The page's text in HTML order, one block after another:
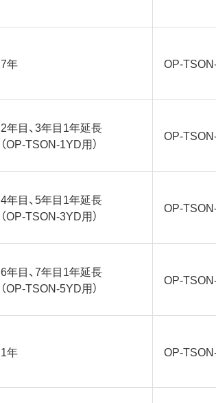
7年 OP-
2年目、3年目1年延長
（OP-TSON-1YD用）
OP-
4年目、5年目1年延長
（OP-TSON-3YD用）
OP-
6年目、7年目1年延長
（OP-TSON-5YD用）
OP-
1年 OP-